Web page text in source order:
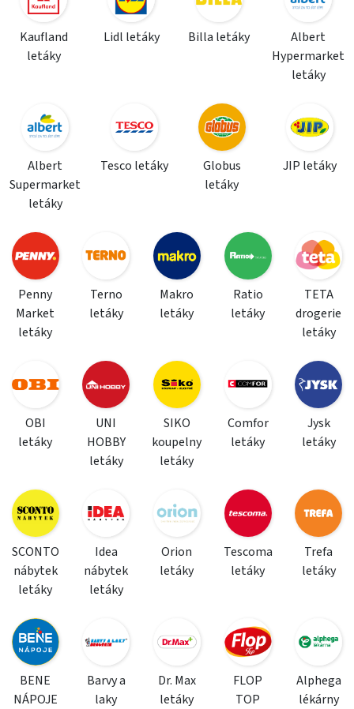
Kaufland
letáky
Lidl letáky Billa letáky
Albert
Hypermarket
letáky
Albert
Supermarket
letáky
Tesco letáky
Globus
letáky
JIP letáky
Penny
Market
letáky
Terno
letáky
Makro
letáky
Ratio
letáky
TETA
drogerie
letáky
OBI
letáky
UNI
HOBBY
letáky
SIKO
koupelny
letáky
Comfor
letáky
Jysk
letáky
SCONTO
nábytek
letáky
Idea
nábytek
letáky
Orion
letáky
Tescoma
letáky
Trefa
letáky
BENE
NÁPOJE
Barvy a
laky
Dr. Max
letáky
FLOP
TOP
Alphega
lékárny